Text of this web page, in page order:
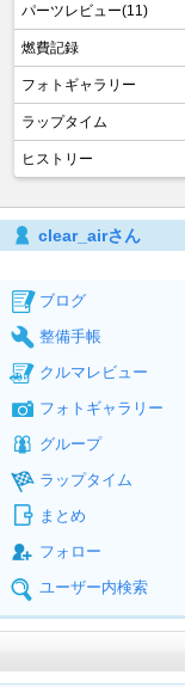
パーツレビュー(11)
燃費記録
フォトギャラリー
ラップタイム
ヒストリー
clear_airさん
ブログ
整備手帳
クルマレビュー
フォトギャラリー
グループ
ラップタイム
まとめ
フォロー
ユーザー内検索